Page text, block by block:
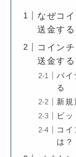
なぜコ
送金する
コイン
送金す
バイ
る
新規
ビ
コ
は？